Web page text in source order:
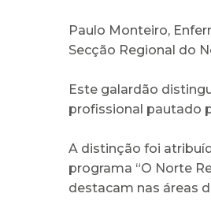
Paulo Monteiro,
Secção Regional do
Este galardão
profissional pautado
A distinção foi
programa “O Norte
destacam nas áreas